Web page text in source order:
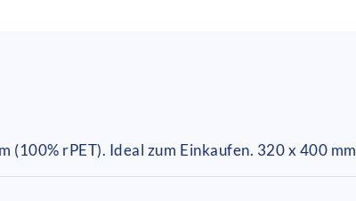
(100% rPET). Ideal zum Einkaufen. 320 x 400 mm